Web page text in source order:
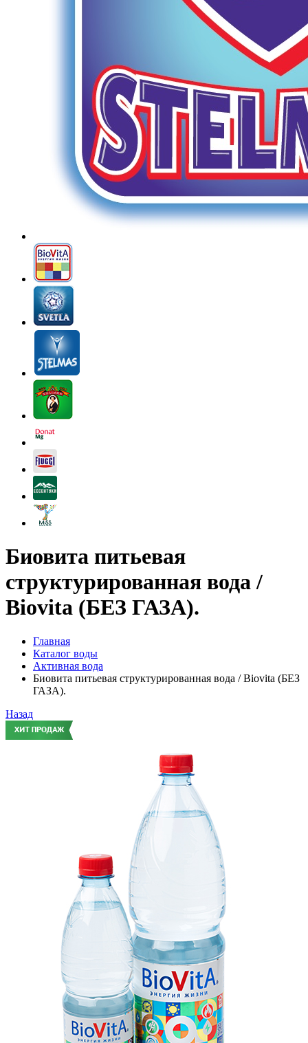
Биовита питьевая
структурированная вода /
Biovita (БЕЗ ГАЗА).
Главная
Каталог воды
Активная вода
Биовита питьевая структурированная вода / Biovita (БЕЗ
ГАЗА).
Назад